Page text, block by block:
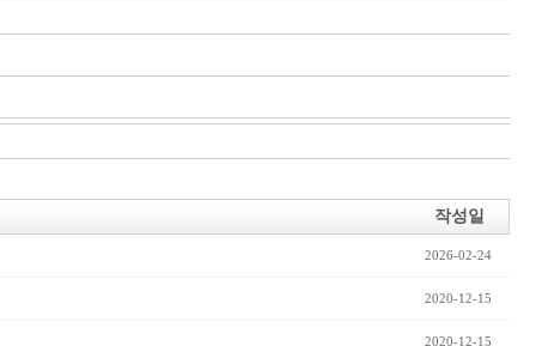
작성일
2026-02-24
2020-12-15
2020-12-15